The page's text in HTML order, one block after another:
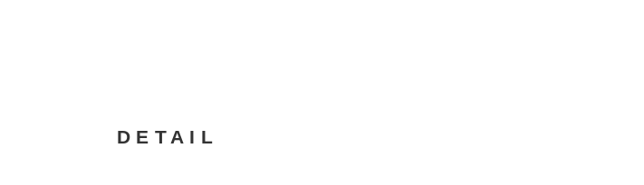
DETAIL